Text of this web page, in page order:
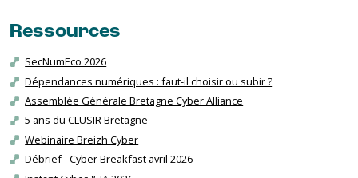
Ressources
SecNumEco 2026
Dépendances numériques : faut-il choisir ou subir ?
Assemblée Générale Bretagne Cyber Alliance
5 ans du CLUSIR Bretagne
Webinaire Breizh Cyber
Débrief - Cyber Breakfast avril 2026